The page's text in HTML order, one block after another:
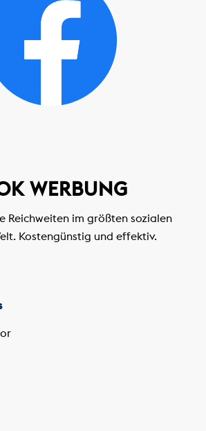
WERBUNG
Reichweiten im größten sozialen
Kostengünstig und effektiv.